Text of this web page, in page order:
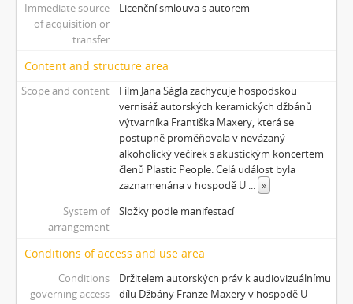
[Subseries] Wet Video
[Subseries] Muránská Zdychava
[Subseries] O velikosti významu
[Subseries] Dead or Alive 2
[Subseries] Bílá skála
[Subseries] Hortvs Winariencis Mayrav
[Subseries] Lampyris
[Subseries] Marienbad
[Subseries] Somnia Molitori / Miller’s visions
[Subseries] Na vrcholu / Zebín
[Subseries] Tvář
[Subseries] Kosmické turbulence
[Subseries] Cosmos – Křižíkova fontána
Immediate source
of acquisition or
transfer
Licenční smlouva s autorem
Content and structure area
Scope and content
Film Jana Ságla zachycuje hospodskou
vernisáž autorských keramických džbánů
výtvarníka Františka Maxery, která se
postupně proměňovala v nevázaný
alkoholický večírek s akustickým koncertem
členů Plastic People. Celá událost byla
zaznamenána v hospodě U ... »
System of
arrangement
Složky podle manifestací
Conditions of access and use area
Conditions
governing access
Držitelem autorských práv k audiovizuálnímu
dílu Džbány Franze Maxery v hospodě U